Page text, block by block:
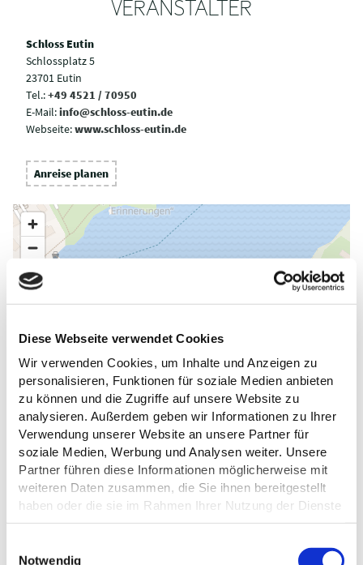
Diese Webseite verwendet Cookies
Wir verwenden Cookies, um Inhalte und Anzeigen zu
personalisieren, Funktionen für soziale Medien anbieten
zu können und die Zugriffe auf unsere Website zu
analysieren. Außerdem geben wir Informationen zu Ihrer
Verwendung unserer Website an unsere Partner für
soziale Medien, Werbung und Analysen weiter. Unsere
Partner führen diese Informationen möglicherweise mit
weiteren Daten zusammen, die Sie ihnen bereitgestellt
haben oder die sie im Rahmen Ihrer Nutzung der Dienste
gesammelt haben.
Datenschutz
Notwendig
VERANSTALTER
Schloss Eutin
Schlossplatz 5
23701 Eutin
Tel.:+49 4521 / 70950
E-Mail:info@schloss-eutin.de
Webseite:www.schloss-eutin.de
Anreise planen